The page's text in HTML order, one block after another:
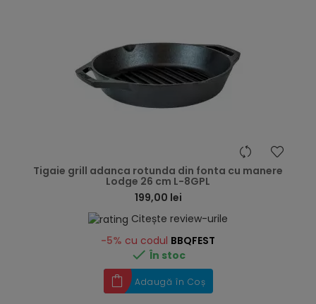
Tigaie grill adanca rotunda din fonta cu manere
Lodge 26 cm L-8GPL
199,00 lei
Citește review-urile
-5% cu codul BBQFEST
 În stoc
Adaugă în Coș